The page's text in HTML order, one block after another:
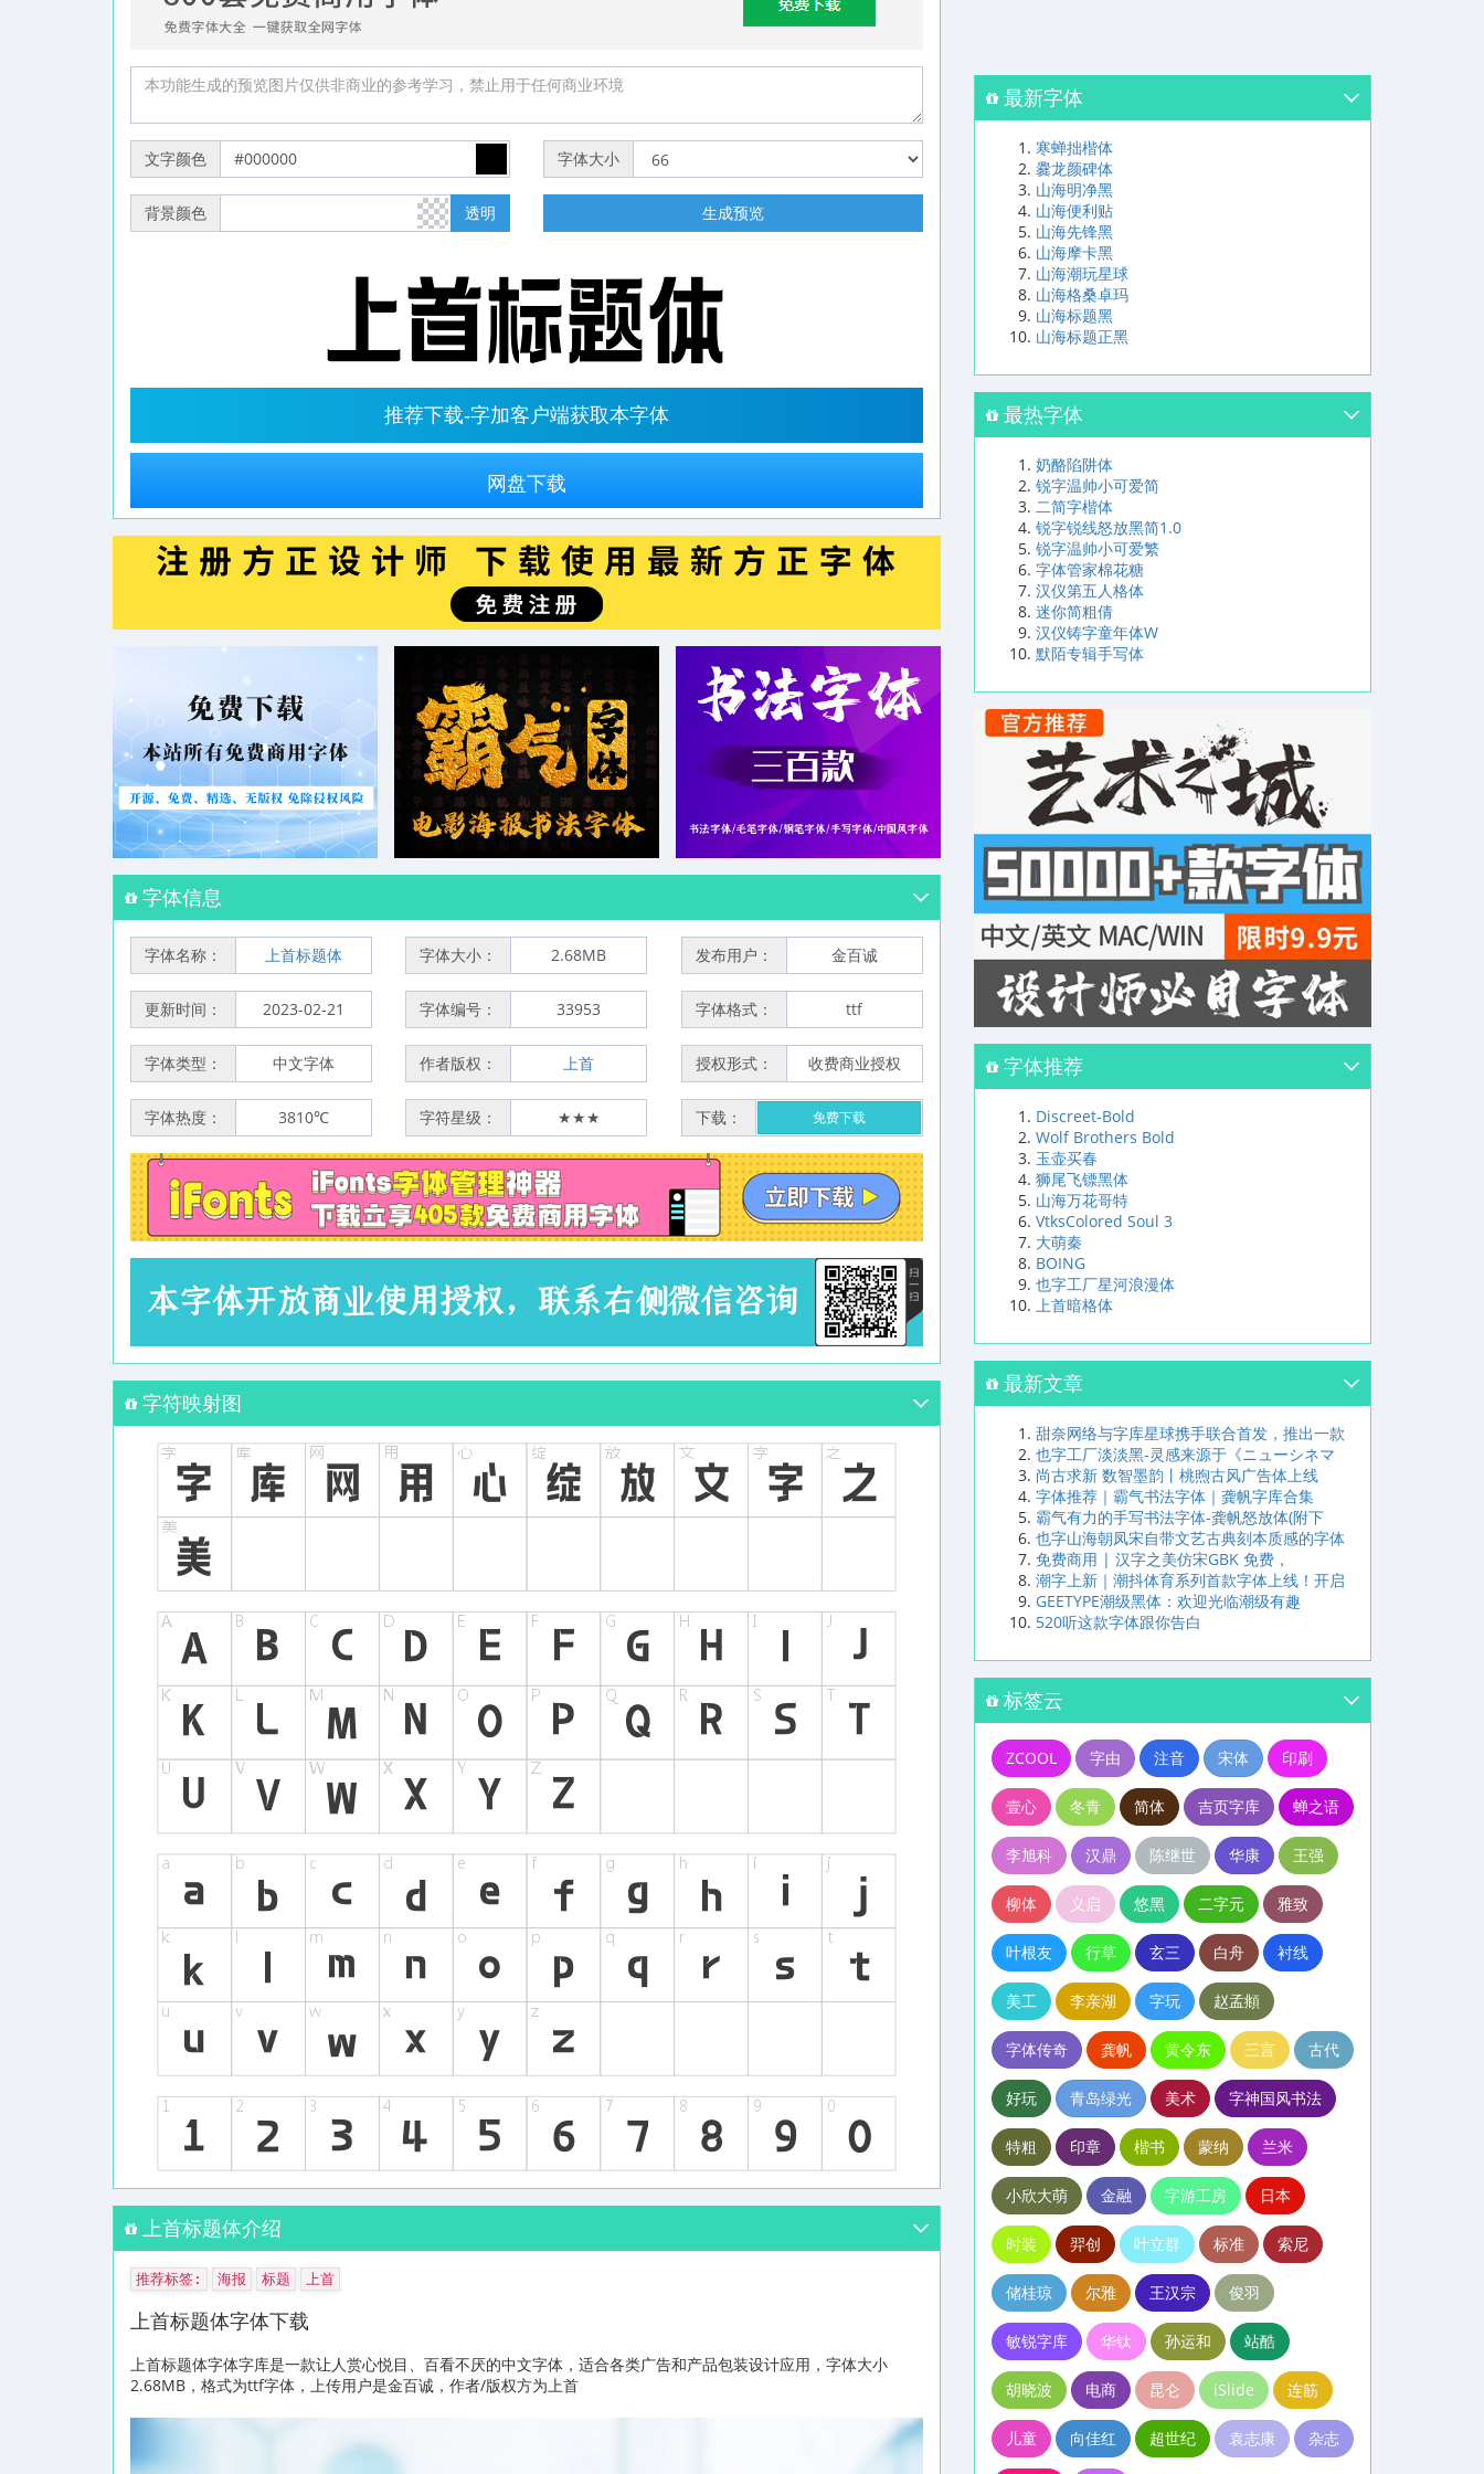
文字颜色 字体大小
背景颜色 透明 生成预览
推荐下载-字加客户端获取本字体
网盘下载
字体信息
字体名称： 上首标题体 字体大小： 2.68MB 发布用户： 金百诚
更新时间： 2023-02-21 字体编号： 33953 字体格式： ttf
字体类型： 中文字体 作者版权： 上首 授权形式： 收费商业授权
字体热度： 3810℃ 字符星级： ★★★ 下载： 免费下载
字符映射图
上首标题体介绍
推荐标签: 海报 标题 上首
上首标题体字体下载
上首标题体字体字库是一款让人赏心悦目、百看不厌的中文字体，适合各类广告和产品包装设计应用，字体大小
2.68MB，格式为ttf字体，上传用户是金百诚，作者/版权方为上首
最新字体
寒蝉拙楷体
爨龙颜碑体
山海明净黑
山海便利贴
山海先锋黑
山海摩卡黑
山海潮玩星球
山海格桑卓玛
山海标题黑
山海标题正黑
最热字体
奶酪陷阱体
锐字温帅小可爱简
二简字楷体
锐字锐线怒放黑简1.0
锐字温帅小可爱繁
字体管家棉花糖
汉仪第五人格体
迷你简粗倩
汉仪铸字童年体W
默陌专辑手写体
字体推荐
Discreet-Bold
Wolf Brothers Bold
玉壶买春
狮尾飞镖黑体
山海万花哥特
VtksColored Soul 3
大萌秦
BOING
也字工厂星河浪漫体
上首暗格体
最新文章
甜奈网络与字库星球携手联合首发，推出一款
也字工厂淡淡黑-灵感来源于《ニューシネマ
尚古求新 数智墨韵丨桃煦古风广告体上线
字体推荐｜霸气书法字体｜龚帆字库合集
霸气有力的手写书法字体-龚帆怒放体(附下
也字山海朝凤宋自带文艺古典刻本质感的字体
免费商用 | 汉字之美仿宋GBK 免费，
潮字上新｜潮抖体育系列首款字体上线！开启
GEETYPE潮级黑体：欢迎光临潮级有趣
520听这款字体跟你告白
标签云
ZCOOL 字由 注音 宋体 印刷
壹心 冬青 简体 吉页字库 蝉之语
李旭科 汉鼎 陈继世 华康 王强
柳体 义启 悠黑 二字元 雅致
叶根友 行草 玄三 白舟 衬线
美工 李亲湖 字玩 赵孟頫
字体传奇 龚帆 黄令东 三言 古代
好玩 青岛绿光 美术 字神国风书法
特粗 印章 楷书 蒙纳 兰米
小欣大萌 金融 字游工房 日本
时装 羿创 叶立群 标准 索尼
储桂琼 尔雅 王汉宗 俊羽
敏锐字库 华钛 孙运和 站酷
胡晓波 电商 昆仑 iSlide 连筋
儿童 向佳红 超世纪 袁志康 杂志